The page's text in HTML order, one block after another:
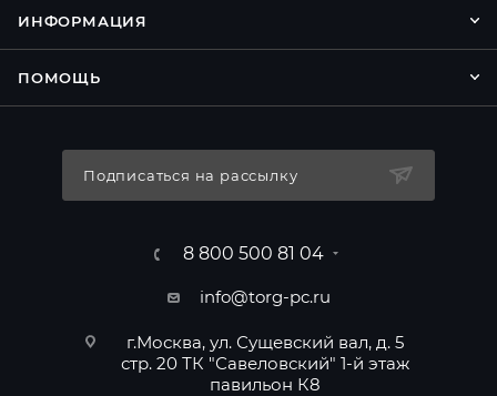
ИНФОРМАЦИЯ
ПОМОЩЬ
Подписаться на рассылку
8 800 500 81 04
info@torg-pc.ru
г.Москва, ул. Сущевский вал, д. 5
стр. 20 ТК "Савеловский" 1-й этаж
павильон К8